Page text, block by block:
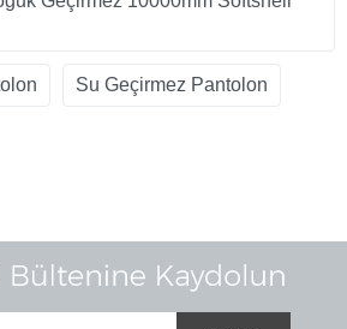
Su Geçirmez Pantolon